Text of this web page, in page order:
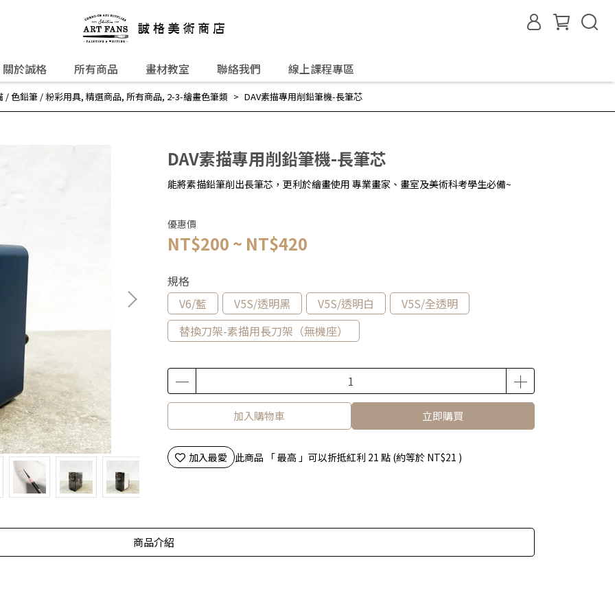
關於誠格 所有商品 畫材教室 聯絡我們 線上課程專區
/ 色鉛筆 / 粉彩用具, 精選商品, 所有商品, 2-3-繪畫色筆類 DAV素描專用削鉛筆機-長筆芯
DAV素描專用削鉛筆機-長筆芯
能將素描鉛筆削出長筆芯，更利於繪畫使用 專業畫家、畫室及美術科考學生必備~
優惠價
NT$200 ~ NT$420
規格
V6/藍
V5S/透明黑 V5S/透明白
V5S/全透明
替換刀架-素描用長刀架（無機座）
加入購物車 立即購買
加入最愛 此商品 「 最高 」可以折抵紅利 21 點 (約等於 NT$21 )
商品介紹